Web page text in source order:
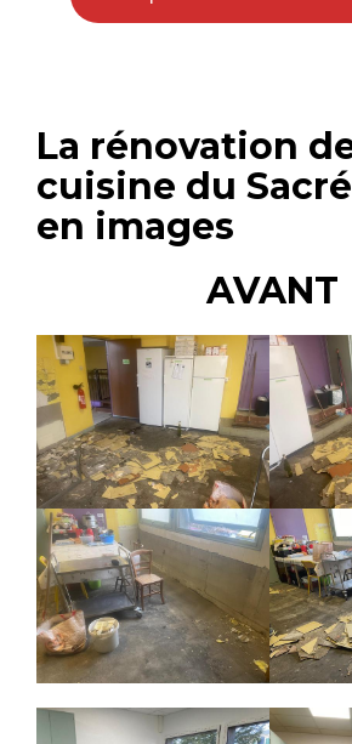
La rénovation
cuisine du
en images
AVANT